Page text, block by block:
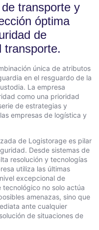
transporte y
óptima
de
transporte.
única de atributos
en el resguardo de la
La empresa
como una prioridad
de estrategias y
empresas de logística y
de Logistorage es pilar
Desde sistemas de
resolución y tecnologías
utiliza las últimas
excepcional de
no solo actúa
amenazas, sino que
ante cualquier
de situaciones de